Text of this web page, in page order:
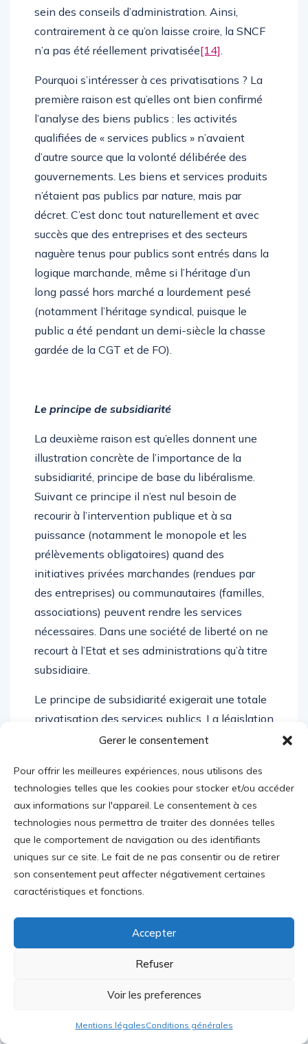
Gerer le consentement
Pour offrir les meilleures expériences, nous utilisons des
technologies telles que les cookies pour stocker et/ou accéder
aux informations sur l'appareil. Le consentement à ces
technologies nous permettra de traiter des données telles
que le comportement de navigation ou des identifiants
uniques sur ce site. Le fait de ne pas consentir ou de retirer
son consentement peut affecter négativement certaines
caractéristiques et fonctions.
Accepter
Refuser
Voir les preferences
Mentions légalesConditions générales
sein des conseils d’administration. Ainsi,
contrairement à ce qu’on laisse croire, la SNCF
n’a pas été réellement privatisée[14].
Pourquoi s’intéresser à ces privatisations ? La
première raison est qu’elles ont bien confirmé
l’analyse des biens publics : les activités
qualifiées de « services publics » n’avaient
d’autre source que la volonté délibérée des
gouvernements. Les biens et services produits
n’étaient pas publics par nature, mais par
décret. C’est donc tout naturellement et avec
succès que des entreprises et des secteurs
naguère tenus pour publics sont entrés dans la
logique marchande, même si l’héritage d’un
long passé hors marché a lourdement pesé
(notamment l’héritage syndical, puisque le
public a été pendant un demi-siècle la chasse
gardée de la CGT et de FO).
Le principe de subsidiarité
La deuxième raison est qu’elles donnent une
illustration concrète de l’importance de la
subsidiarité, principe de base du libéralisme.
Suivant ce principe il n’est nul besoin de
recourir à l’intervention publique et à sa
puissance (notamment le monopole et les
prélèvements obligatoires) quand des
initiatives privées marchandes (rendues par
des entreprises) ou communautaires (familles,
associations) peuvent rendre les services
nécessaires. Dans une société de liberté on ne
recourt à l’Etat et ses administrations qu’à titre
subsidiaire.
Le principe de subsidiarité exigerait une totale
privatisation des services publics. La législation
européenne (si nocive à d’autres égards) a
publics » à la concurrence. La France ne l’a pas
accepté de bon cœur, elle traîne les pieds pour
le transport ferroviaire ; parfois même elle s’est
refusée à tout changement, comme en ce qui
concerne l’assurance maladie et les retraites
[15]. Mais tôt ou tard la concurrence et le
marché emporteront ce qui reste des pseudo
mondialisation, pression directe (respect des
traités) ou indirecte (ruine des entreprises
françaises et des finances publiques si le choix
du protectionnisme est fait).